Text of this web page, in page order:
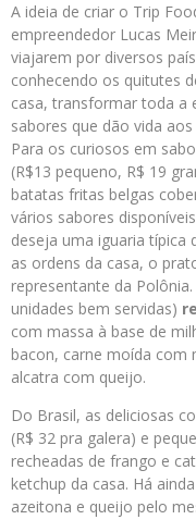
A ideia de criar o Trip
empreendedor Lucas
viajarem por diversos
conhecendo os quitutes
casa, transformar toda a
sabores que dão vida
Para os curiosos em
(R$13 pequeno, R$ 19
batatas fritas belgas
vários sabores
deseja uma iguaria típica
as ordens da casa, o
representante da
unidades bem servidas)
com massa à base de
bacon, carne moída com
alcatra com queijo.
Do Brasil, as deliciosas
(R$ 32 pra galera) e
recheadas de frango e
ketchup da casa. Há
azeitona e queijo pelo